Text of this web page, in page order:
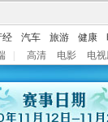
经 汽车 旅游 健康
高清 电影 电视